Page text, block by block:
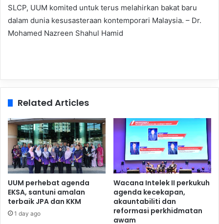
SLCP, UUM komited untuk terus melahirkan bakat baru
dalam dunia kesusasteraan kontemporari Malaysia. – Dr.
Mohamed Nazreen Shahul Hamid
Related Articles
UUM perhebat agenda
EKSA, santuni amalan
terbaik JPA dan KKM
1 day ago
Wacana Intelek II perkukuh
agenda kecekapan,
akauntabiliti dan
reformasi perkhidmatan
awam